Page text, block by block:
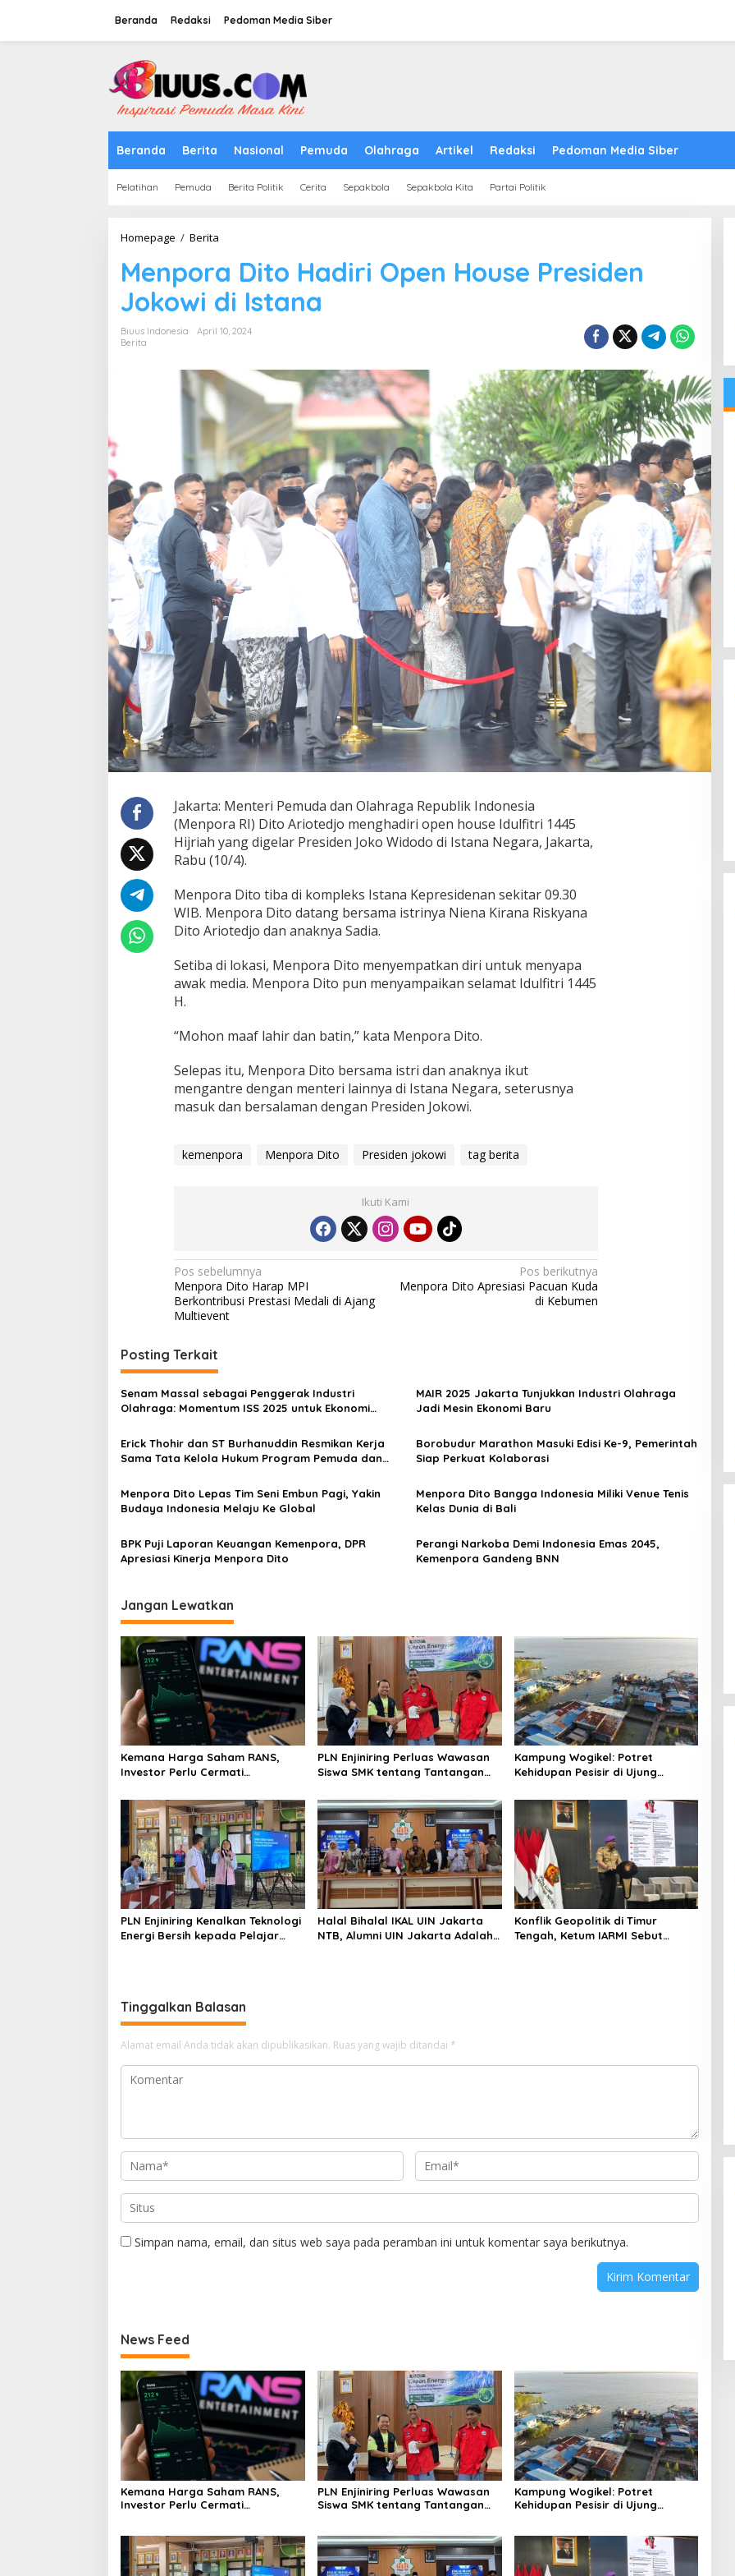
Beranda Redaksi Pedoman Media Siber
Beranda Berita Nasional Pemuda Olahraga Artikel Redaksi Pedoman Media Siber
Pelatihan Pemuda Berita Politik Cerita Sepakbola Sepakbola Kita Partai Politik
Homepage / Berita
Hadiri
Open
House
Presiden
Jokowi
Menpora Dito Hadiri Open House Presiden
Jokowi di Istana
Biuus Indonesia
April 10, 2024
Berita
Jakarta: Menteri Pemuda dan Olahraga Republik Indonesia
(Menpora RI) Dito Ariotedjo menghadiri open house Idulfitri 1445
Hijriah yang digelar Presiden Joko Widodo di Istana Negara, Jakarta,
Rabu (10/4).
Menpora Dito tiba di kompleks Istana Kepresidenan sekitar 09.30
WIB. Menpora Dito datang bersama istrinya Niena Kirana Riskyana
Dito Ariotedjo dan anaknya Sadia.
Setiba di lokasi, Menpora Dito menyempatkan diri untuk menyapa
awak media. Menpora Dito pun menyampaikan selamat Idulfitri 1445
H.
“Mohon maaf lahir dan batin,” kata Menpora Dito.
Selepas itu, Menpora Dito bersama istri dan anaknya ikut
mengantre dengan menteri lainnya di Istana Negara, seterusnya
masuk dan bersalaman dengan Presiden Jokowi.
kemenpora Menpora Dito Presiden jokowi tag berita
Ikuti Kami
Navigasi
pos
Pos sebelumnya
Menpora Dito Harap MPI
Berkontribusi Prestasi Medali di Ajang
Multievent
Pos berikutnya
Menpora Dito Apresiasi Pacuan Kuda
di Kebumen
Posting Terkait
Senam Massal sebagai Penggerak Industri
Olahraga: Momentum ISS 2025 untuk Ekonomi
MAIR 2025 Jakarta Tunjukkan Industri Olahraga
Jadi Mesin Ekonomi Baru
Erick Thohir dan ST Burhanuddin Resmikan Kerja
Sama Tata Kelola Hukum Program Pemuda dan
Borobudur Marathon Masuki Edisi Ke-9, Pemerintah
Siap Perkuat Kolaborasi
Menpora Dito Lepas Tim Seni Embun Pagi, Yakin
Budaya Indonesia Melaju Ke Global
Menpora Dito Bangga Indonesia Miliki Venue Tenis
Kelas Dunia di Bali
BPK Puji Laporan Keuangan Kemenpora, DPR
Apresiasi Kinerja Menpora Dito
Perangi Narkoba Demi Indonesia Emas 2045,
Kemenpora Gandeng BNN
Jangan Lewatkan
Kemana Harga Saham RANS,
Investor Perlu Cermati
Spekulasi Berlebihan
PLN Enjiniring Perluas Wawasan
Siswa SMK tentang Tantangan
Kampung Wogikel: Potret
Kehidupan Pesisir di Ujung
Tengah Keterbatasan
PLN Enjiniring Kenalkan Teknologi
Energi Bersih kepada Pelajar
Halal Bihalal IKAL UIN Jakarta
NTB, Alumni UIN Jakarta Adalah
Konflik Geopolitik di Timur
Tengah, Ketum IARMI Sebut
Tinggalkan Balasan
Alamat email Anda tidak akan dipublikasikan. Ruas yang wajib ditandai *
Simpan nama, email, dan situs web saya pada peramban ini untuk komentar saya berikutnya.
News Feed
Kemana Harga Saham RANS,
Investor Perlu Cermati
PLN Enjiniring Perluas Wawasan
Siswa SMK tentang Tantangan
Kampung Wogikel: Potret
Kehidupan Pesisir di Ujung
Sudarso